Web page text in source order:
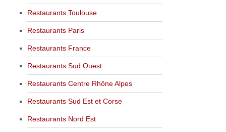
Restaurants Toulouse
Restaurants Paris
Restaurants France
Restaurants Sud Ouest
Restaurants Centre Rhône Alpes
Restaurants Sud Est et Corse
Restaurants Nord Est